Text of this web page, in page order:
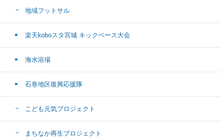
地域フットサル
楽天koboスタ宮城 キックベース大会
海水浴場
石巻地区復興応援隊
こども元気プロジェクト
まちなか再生プロジェクト